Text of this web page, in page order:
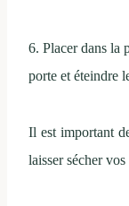
6. Placer dans la
porte et éteindre
Il est important
laisser sécher